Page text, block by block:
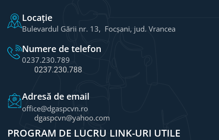
Locație
Bulevardul Gării nr. 13, Focșani, jud. Vrancea
Numere de telefon
0237.230.789
0237.230.788
Adresă de email
office@dgaspcvn.ro
dgaspcvn@yahoo.com
PROGRAM DE LUCRU LINK-URI UTILE